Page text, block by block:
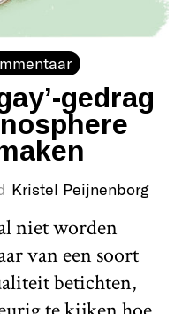
gedrag
Kristel Peijnenborg
niet worden
van een soort
betichten,